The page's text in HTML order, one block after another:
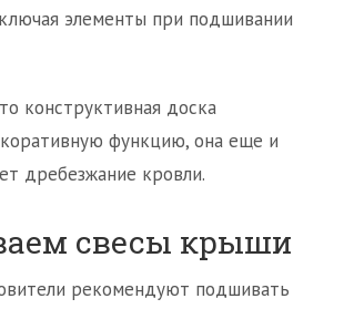
элементы при подшивании
конструктивная доска
функцию, она еще и
дребезжание кровли.
свесы крыши
рекомендуют подшивать